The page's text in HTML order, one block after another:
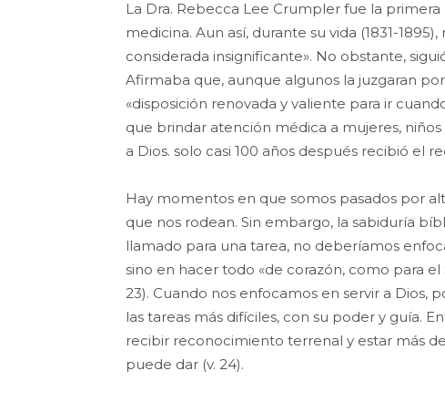
La Dra. Rebecca Lee Crumpler fue la
medicina. Aun así, durante su vida (1831-
considerada insignificante». No obstante,
Afirmaba que, aunque algunos la juzgaran
«disposición renovada y valiente para ir
que brindar atención médica a mujeres,
a Dios. solo casi 100 años después recibió el
Hay momentos en que somos pasados ​​por
que nos rodean. Sin embargo, la sabiduría
llamado para una tarea, no deberíamos
sino en hacer todo «de corazón, como para
23). Cuando nos enfocamos en servir a Dios,
las tareas más difíciles, con su poder y guía.
recibir reconocimiento terrenal y estar más
puede dar (v. 24).